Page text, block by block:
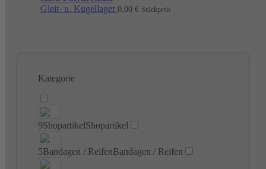
Gleit- u. Kugellager 0,00 € Stückpreis
Kategorie
9ShopartikelShopartikel
5Bandagen / ReifenBandagen / Reifen